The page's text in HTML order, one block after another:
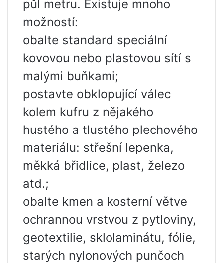
půl metru. Existuje mnoho
možností:
obalte standard speciální
kovovou nebo plastovou sítí s
malými buňkami;
postavte obklopující válec
kolem kufru z nějakého
hustého a tlustého plechového
materiálu: střešní lepenka,
měkká břidlice, plast, železo
atd.;
obalte kmen a kosterní větve
ochrannou vrstvou z pytloviny,
geotextilie, sklolaminátu, fólie,
starých nylonových punčoch